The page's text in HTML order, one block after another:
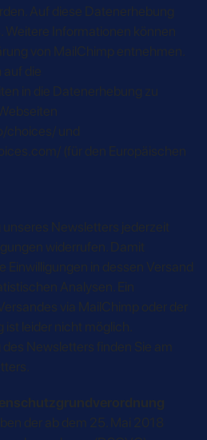
Auf diese Datenerhebung
Weitere Informationen können
von MailChimp entnehmen.
auf die
in die Datenerhebung zu
choices/ und
(für den Europäischen
Newsletters jederzeit
widerrufen. Damit
Einwilligungen in dessen Versand
Analysen. Ein
via MailChimp oder der
ist leider nicht möglich.
des Newsletters finden Sie am
der ab dem 25. Mai 2018